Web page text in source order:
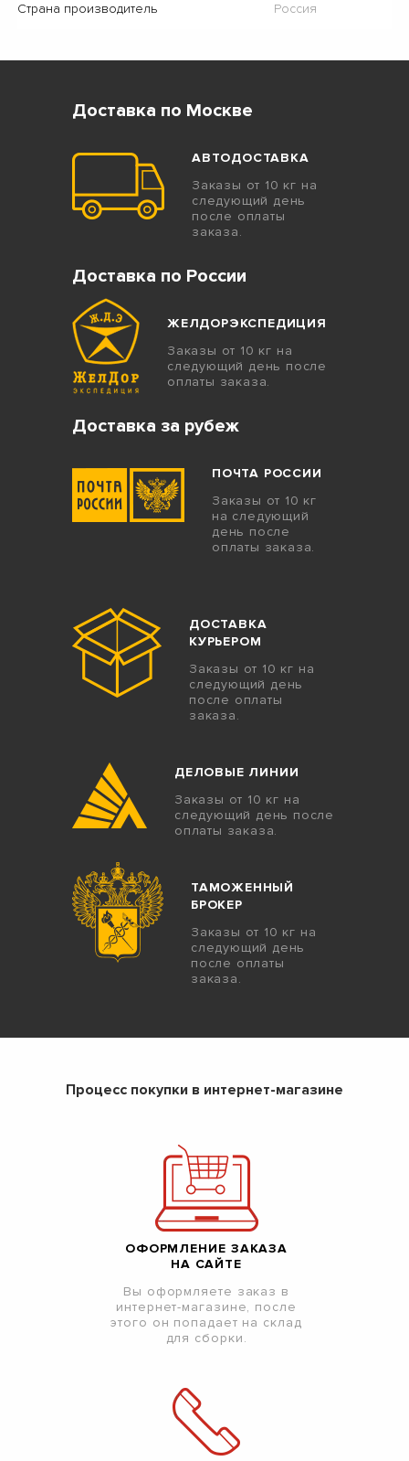
Страна производитель
Россия
Доставка по Москве
АВТОДОСТАВКА
Заказы от 10 кг на
следующий день
после оплаты
заказа.
Доставка по России
ЖЕЛДОРЭКСПЕДИЦИЯ
Заказы от 10 кг на
следующий день после
оплаты заказа.
Доставка за рубеж
ПОЧТА РОССИИ
Заказы от 10 кг
на следующий
день после
оплаты заказа.
ДОСТАВКА
КУРЬЕРОМ
Заказы от 10 кг на
следующий день
после оплаты
заказа.
ДЕЛОВЫЕ ЛИНИИ
Заказы от 10 кг на
следующий день после
оплаты заказа.
ТАМОЖЕННЫЙ
БРОКЕР
Заказы от 10 кг на
следующий день
после оплаты
заказа.
Процесс покупки в интернет-магазине
ОФОРМЛЕНИЕ ЗАКАЗА
НА САЙТЕ
Вы оформляете заказ в
интернет-магазине, после
этого он попадает на склад
для сборки.